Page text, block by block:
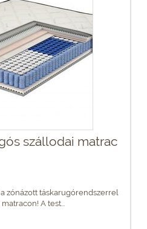
szállodai matrac
zónázott táskarugórendszerrel
A test...